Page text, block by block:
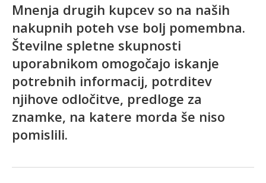
Mnenja drugih kupcev so na naših
nakupnih poteh vse bolj pomembna.
Številne spletne skupnosti
uporabnikom omogočajo iskanje
potrebnih informacij, potrditev
njihove odločitve, predloge za
znamke, na katere morda še niso
pomislili.